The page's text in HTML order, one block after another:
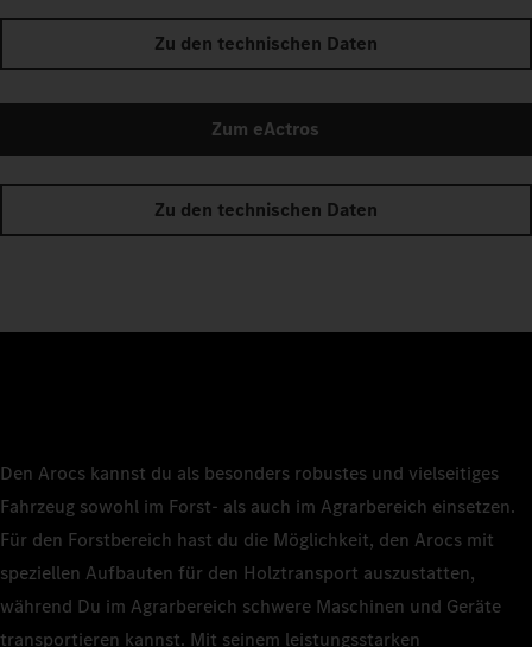
Zu den technischen Daten
Zum eActros
Zu den technischen Daten
Den Arocs kannst du als besonders robustes und vielseitiges
Fahrzeug sowohl im Forst- als auch im Agrarbereich einsetzen.
Für den Forstbereich hast du die Möglichkeit, den Arocs mit
speziellen Aufbauten für den Holztransport auszustatten,
während Du im Agrarbereich schwere Maschinen und Geräte
transportieren kannst. Mit seinem leistungsstarken